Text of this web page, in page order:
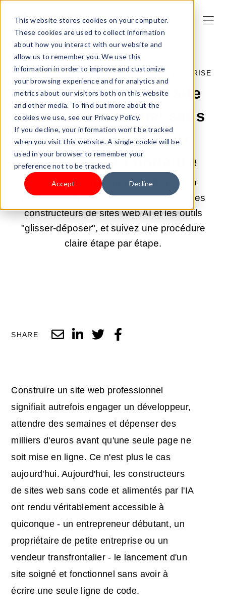
This website stores cookies on your computer.
These cookies are used to collect information
about how you interact with our website and
allow us to remember you. We use this
information in order to improve and customize
your browsing experience and for analytics and
metrics about our visitors both on this website
and other media. To find out more about the
cookies we use, see our Privacy Policy.
If you decline, your information won’t be tracked
when you visit this website. A single cookie will be
used in your browser to remember your
preference not to be tracked.
Accept Decline
27 AVR. 2026 09:00:00 | CRÉER UNE ENTREPRISE
Comment créer un site
web professionnel sans
savoir coder ? Deux
méthodes à connaître
Découvrez comment créer un site web
professionnel sans codage - comparez les
constructeurs de sites web AI et les outils
"glisser-déposer", et suivez une procédure
claire étape par étape.
SHARE
Construire un site web professionnel
signifiait autrefois engager un développeur,
attendre des semaines et dépenser des
milliers d'euros avant qu'une seule page ne
soit mise en ligne. Ce n'est plus le cas
aujourd'hui. Aujourd'hui, les constructeurs
de sites web sans code et alimentés par l'IA
ont rendu véritablement accessible à
quiconque - un entrepreneur débutant, un
propriétaire de petite entreprise ou un
vendeur transfrontalier - le lancement d'un
site soigné et fonctionnel sans avoir à
écrire une seule ligne de code.